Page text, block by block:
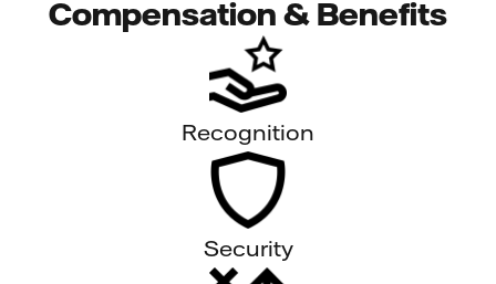
Compensation & Benefits
Recognition
Security